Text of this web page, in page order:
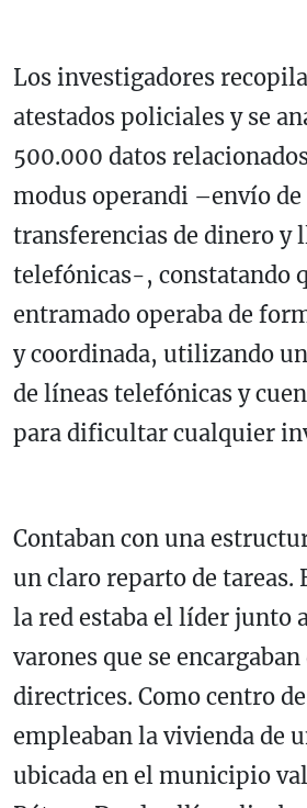
Los investigadores
atestados policiales y se
500.000 datos
modus operandi –envío de
transferencias de dinero y
telefónicas-, constatando
entramado operaba de
y coordinada, utilizando
de líneas telefónicas y
para dificultar cualquier
Contaban con una
un claro reparto de tareas.
la red estaba el líder junto
varones que se
directrices. Como centro
empleaban la vivienda de
ubicada en el municipio